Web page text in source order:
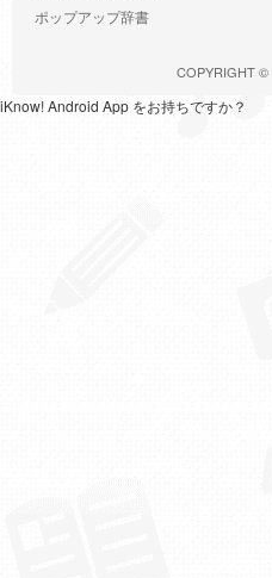
ポップアップ辞書
COPYRIGHT ©
iKnow! Android App をお持ちですか？